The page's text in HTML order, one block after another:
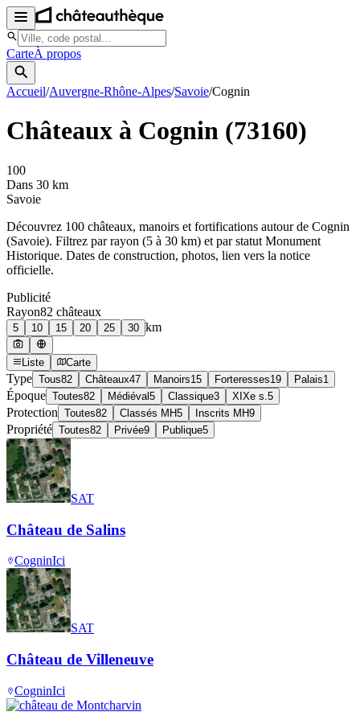
CarteÀ propos
Accueil/Auvergne-Rhône-Alpes/Savoie/Cognin
Châteaux à Cognin (73160)
100
Dans 30 km
Savoie
Découvrez 100 châteaux, manoirs et fortifications autour de Cognin
(Savoie). Filtrez par rayon (5 à 30 km) et par statut Monument
Historique. Dates de construction, photos, lien vers la notice
officielle.
Publicité
Rayon82 châteaux
5 10 15 20 25 30 km
Liste Carte
Type Tous82 Châteaux47 Manoirs15 Forteresses19 Palais1
Époque Toutes82 Médiéval 5 Classique3 XIXe s. 5
Protection Toutes82 Classés MH5 Inscrits MH9
Propriété Toutes82 Privée9 Publique5
SAT
Château de Salins
CogninIci
SAT
Château de Villeneuve
CogninIci